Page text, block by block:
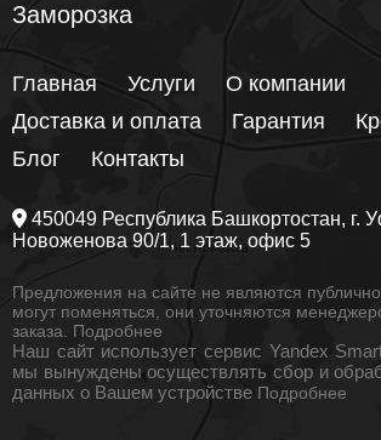
Заморозка
Главная Услуги
О компании
Доставка и оплата
Гарантия
Блог
Контакты
450049 Республика Башкортостан, г.
Новоженова 90/1, 1 этаж, офис 5
Предложения на сайте не являются
могут поменяться, они уточняются
заказа. Подробнее
Наш сайт использует сервис Yandex
мы вынуждены осуществлять сбор и
данных о Вашем устройстве Подробнее